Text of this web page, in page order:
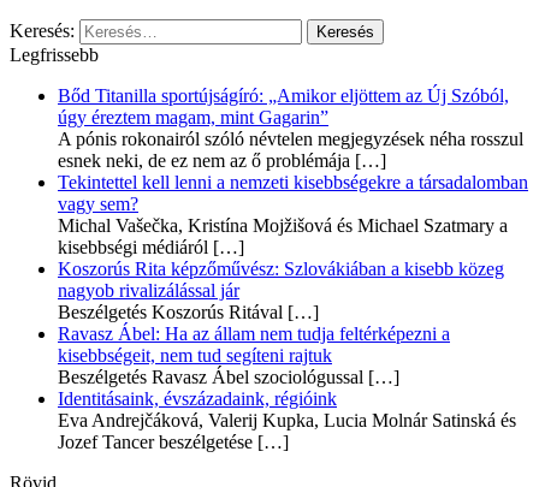
Keresés:
Legfrissebb
Bőd Titanilla sportújságíró: „Amikor eljöttem az Új Szóból,
úgy éreztem magam, mint Gagarin”
A pónis rokonairól szóló névtelen megjegyzések néha rosszul
esnek neki, de ez nem az ő problémája […]
Tekintettel kell lenni a nemzeti kisebbségekre a társadalomban
vagy sem?
Michal Vašečka, Kristína Mojžišová és Michael Szatmary a
kisebbségi médiáról […]
Koszorús Rita képzőművész: Szlovákiában a kisebb közeg
nagyob rivalizálással jár
Beszélgetés Koszorús Ritával […]
Ravasz Ábel: Ha az állam nem tudja feltérképezni a
kisebbségeit, nem tud segíteni rajtuk
Beszélgetés Ravasz Ábel szociológussal […]
Identitásaink, évszázadaink, régióink
Eva Andrejčáková, Valerij Kupka, Lucia Molnár Satinská és
Jozef Tancer beszélgetése […]
Rövid